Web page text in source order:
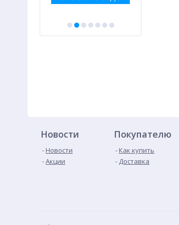
Новости
Новости
Акции
Покупателю
Как купить
Доставка